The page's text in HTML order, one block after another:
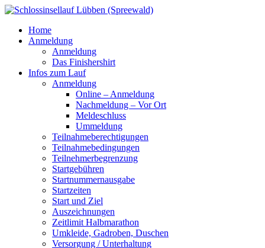
Home
Anmeldung
Anmeldung
Das Finishershirt
Infos zum Lauf
Anmeldung
Online – Anmeldung
Nachmeldung – Vor Ort
Meldeschluss
Ummeldung
Teilnahmeberechtigungen
Teilnahmebedingungen
Teilnehmerbegrenzung
Startgebühren
Startnummernausgabe
Startzeiten
Start und Ziel
Auszeichnungen
Zeitlimit Halbmarathon
Umkleide, Gadroben, Duschen
Versorgung / Unterhaltung